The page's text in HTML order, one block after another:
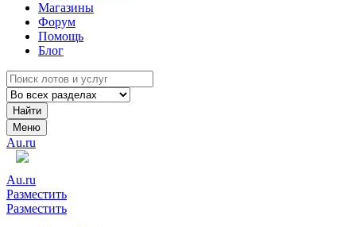
Магазины
Форум
Помощь
Блог
Найти
Меню
Au.ru
Au.ru
Разместить
Разместить